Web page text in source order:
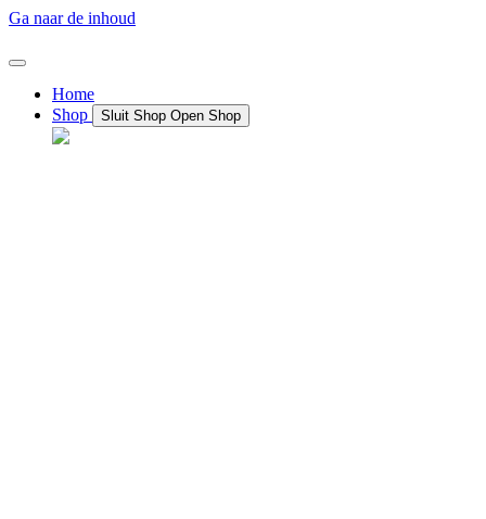
Ga naar de inhoud
Home
Shop
Sluit Shop Open Shop